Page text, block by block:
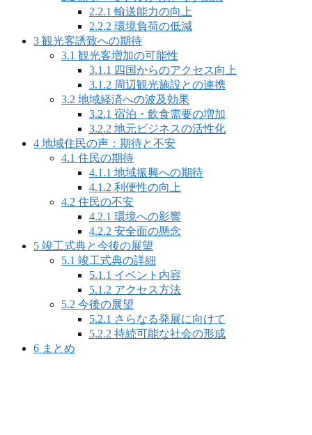
2.2.1 輸送能力の向上
2.2.2 環境負荷の低減
3 観光客誘致への期待
3.1 観光客増加の可能性
3.1.1 四国からのアクセス向上
3.1.2 周辺観光施設との連携
3.2 地域経済への波及効果
3.2.1 宿泊・飲食需要の増加
3.2.2 地元ビジネスの活性化
4 地域住民の声：期待と不安
4.1 住民の期待
4.1.1 地域振興への期待
4.1.2 利便性の向上
4.2 住民の不安
4.2.1 環境への影響
4.2.2 安全面の懸念
5 竣工式典と今後の展望
5.1 竣工式典の詳細
5.1.1 イベント内容
5.1.2 アクセス方法
5.2 今後の展望
5.2.1 さらなる発展に向けて
5.2.2 持続可能な社会の形成
6 まとめ